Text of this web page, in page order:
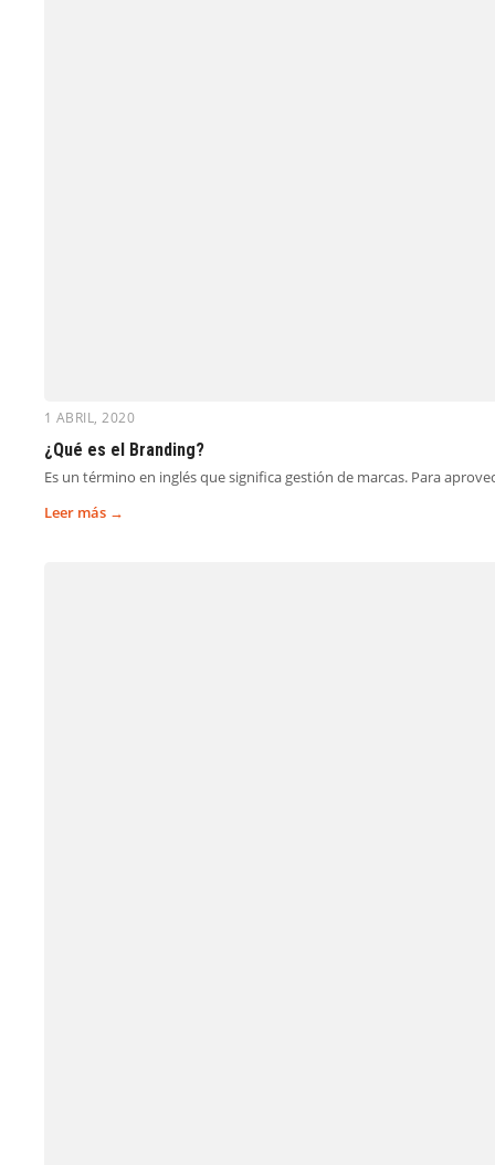
1 ABRIL, 2020
¿Qué es el Branding?
Es un término en inglés que significa gestión de marcas. Para
Leer más →